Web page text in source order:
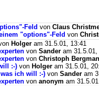
Feld von Claus
"options"-Feld von
Holger am 31.5.01, 13:41
von Sander am 31.5.01,
von Christoph
:-) von Holger am 31.5.01,
ich will :-) von Sander am
von anonym am